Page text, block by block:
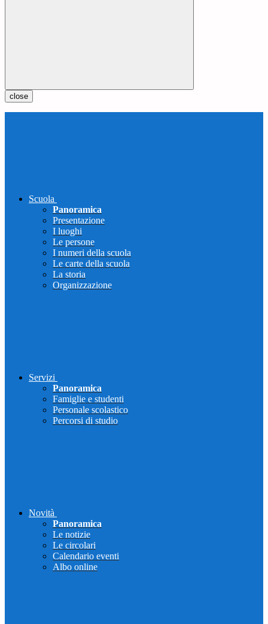
close
Scuola
Panoramica
Presentazione
I luoghi
Le persone
I numeri della scuola
Le carte della scuola
La storia
Organizzazione
Servizi
Panoramica
Famiglie e studenti
Personale scolastico
Percorsi di studio
Novità
Panoramica
Le notizie
Le circolari
Calendario eventi
Albo online